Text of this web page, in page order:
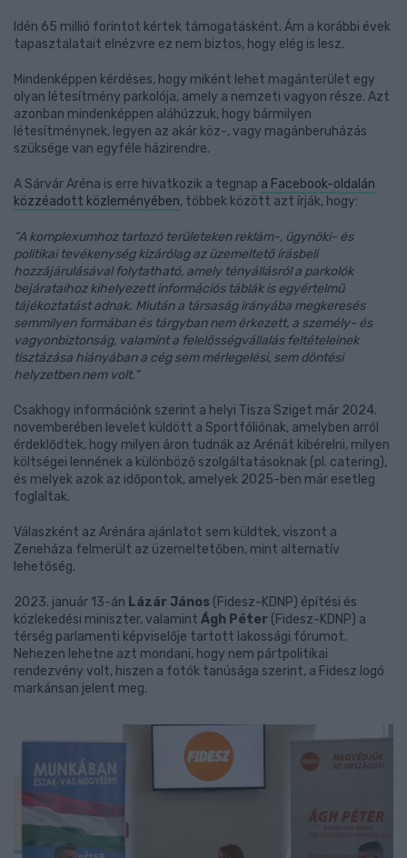
Idén 65 millió forintot kértek támogatásként. Ám a korábbi évek
tapasztalatait elnézvre ez nem biztos, hogy elég is lesz.
Mindenképpen kérdéses, hogy miként lehet magánterület egy
olyan létesítmény parkolója, amely a nemzeti vagyon része. Azt
azonban mindenképpen aláhúzzuk, hogy bármilyen
létesítménynek, legyen az akár köz-, vagy magánberuházás
szüksége van egyféle házirendre.
A Sárvár Aréna is erre hivatkozik a tegnap a Facebook-oldalán
közzéadott közleményében, többek között azt írják, hogy:
“A komplexumhoz tartozó területeken reklám-, ügynöki- és
politikai tevékenység kizárólag az üzemeltető írásbeli
hozzájárulásával folytatható, amely tényállásról a parkolók
bejárataihoz kihelyezett információs táblák is egyértelmű
tájékoztatást adnak. Miután a társaság irányába megkeresés
semmilyen formában és tárgyban nem érkezett, a személy- és
vagyonbiztonság, valamint a felelősségvállalás feltételeinek
tisztázása hiányában a cég sem mérlegelési, sem döntési
helyzetben nem volt.”
Csakhogy információnk szerint a helyi Tisza Sziget már 2024.
novemberében levelet küldött a Sportfóliónak, amelyben arról
érdeklődtek, hogy milyen áron tudnák az Arénát kibérelni, milyen
költségei lennének a különböző szolgáltatásoknak (pl. catering),
és melyek azok az időpontok, amelyek 2025-ben már esetleg
foglaltak.
Válaszként az Arénára ajánlatot sem küldtek, viszont a
Zeneháza felmerült az üzemeltetőben, mint alternatív
lehetőség.
2023. január 13-án Lázár János (Fidesz-KDNP) építési és
közlekedési miniszter, valamint Ágh Péter (Fidesz-KDNP) a
térség parlamenti képviselője tartott lakossági fórumot.
Nehezen lehetne azt mondani, hogy nem pártpolitikai
rendezvény volt, hiszen a fotók tanúsága szerint, a Fidesz logó
markánsan jelent meg.